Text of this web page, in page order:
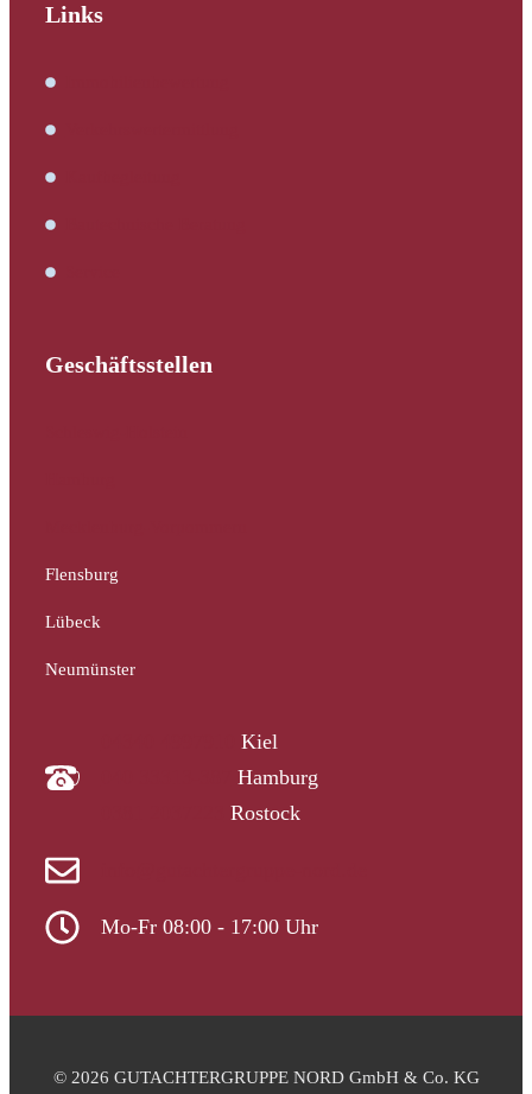
Links
Geschäftsstellen
Flensburg
Lübeck
Neumünster
Kiel
Hamburg
Rostock
Mo-Fr 08:00 - 17:00 Uhr
© 2026 GUTACHTERGRUPPE NORD GmbH & Co. KG